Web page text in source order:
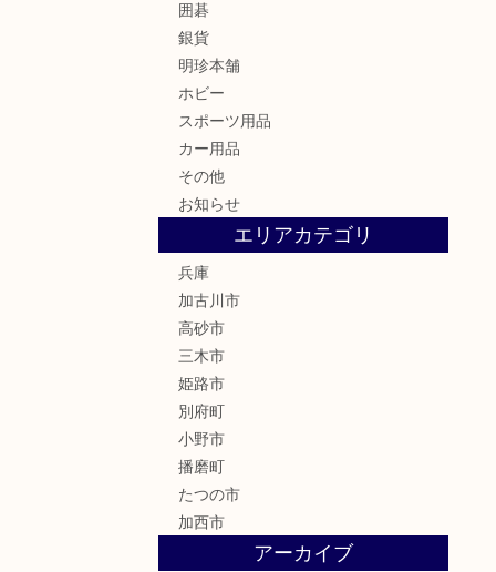
囲碁
銀貨
明珍本舗
ホビー
スポーツ用品
カー用品
その他
お知らせ
エリアカテゴリ
兵庫
加古川市
高砂市
三木市
姫路市
別府町
小野市
播磨町
たつの市
加西市
アーカイブ